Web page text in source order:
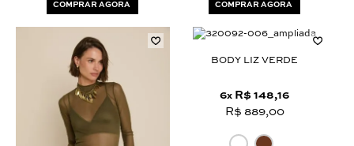
COMPRAR AGORA COMPRAR AGORA
BODY LIZ VERDE
6x R$ 148,16
R$ 889,00